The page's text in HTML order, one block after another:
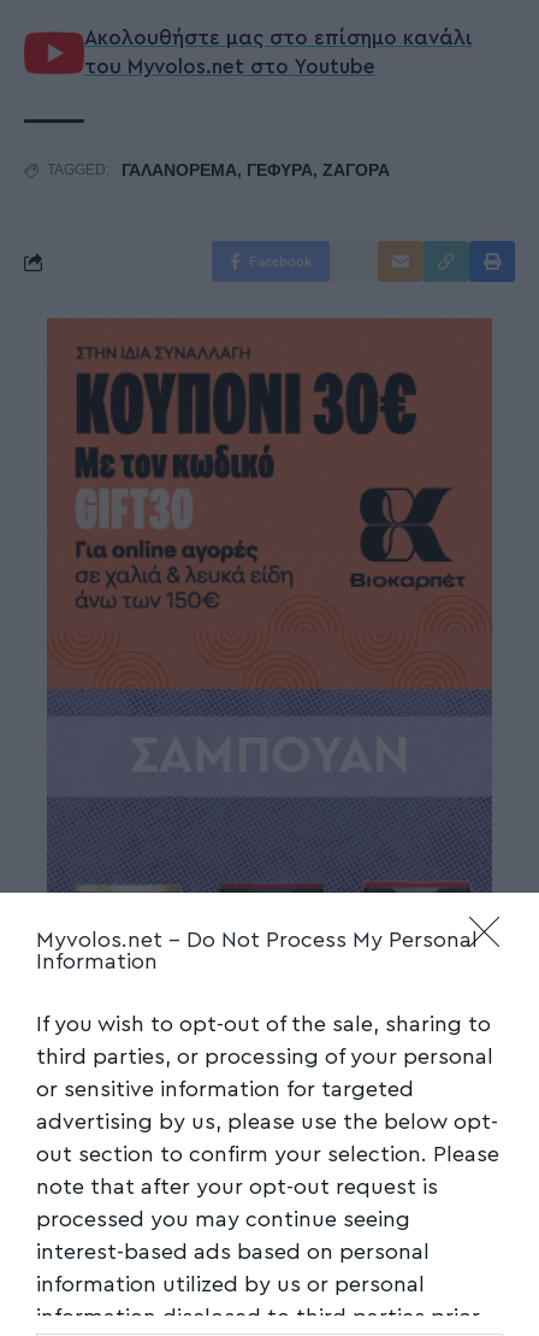
Myvolos.net - Do Not Process My Personal
Information
If you wish to opt-out of the sale, sharing to
third parties, or processing of your personal
or sensitive information for targeted
advertising by us, please use the below opt-
out section to confirm your selection. Please
note that after your opt-out request is
processed you may continue seeing
interest-based ads based on personal
information utilized by us or personal
information disclosed to third parties prior
Ακολουθήστε μας στο επίσημο κανάλι
του Myvolos.net στο Youtube
TAGGED: ΓΑΛΑΝΟΡΕΜΑ, ΓΕΦΥΡΑ, ΖΑΓΟΡΑ
Facebook